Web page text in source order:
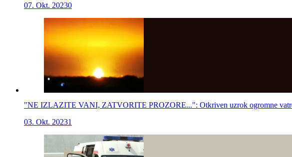
07. Okt. 20230
"NE IZLAZITE VANI, ZATVORITE PROZORE...": Otkriven uzrok ogromne
03. Okt. 20231